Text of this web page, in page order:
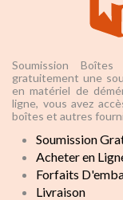
Soumission Boîtes
gratuitement une
en matériel de
ligne, vous avez
boîtes et autres
Soumission
Acheter en
Forfaits
Livraison